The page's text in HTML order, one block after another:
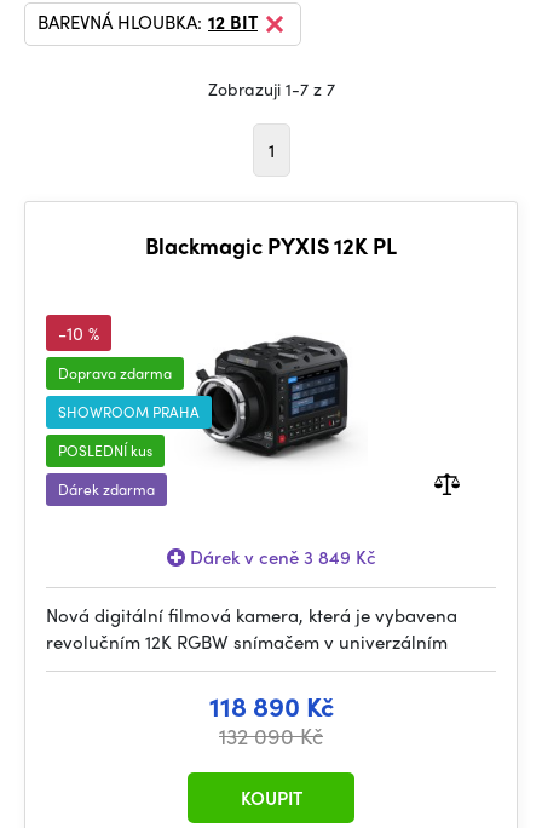
BAREVNÁ HLOUBKA: 12 BIT
Zobrazuji 1-7 z 7
1
Blackmagic PYXIS 12K PL
-10 %
Doprava zdarma
SHOWROOM PRAHA
POSLEDNÍ kus
Dárek zdarma
Dárek v ceně 3 849 Kč
Nová digitální filmová kamera, která je vybavena
revolučním 12K RGBW snímačem v univerzálním
118 890 Kč
132 090 Kč
KOUPIT